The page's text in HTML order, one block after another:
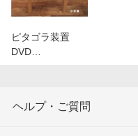
ピタゴラ装置
DVD…
ヘルプ・ご質問